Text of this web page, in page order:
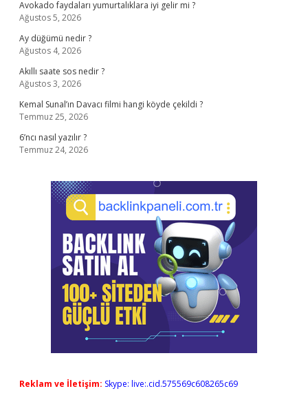
Avokado faydaları yumurtalıklara iyi gelir mi ?
Ağustos 5, 2026
Ay düğümü nedir ?
Ağustos 4, 2026
Akıllı saate sos nedir ?
Ağustos 3, 2026
Kemal Sunal’ın Davacı filmi hangi köyde çekildi ?
Temmuz 25, 2026
6’ncı nasıl yazılır ?
Temmuz 24, 2026
Reklam ve İletişim: Skype: live:.cid.575569c608265c69